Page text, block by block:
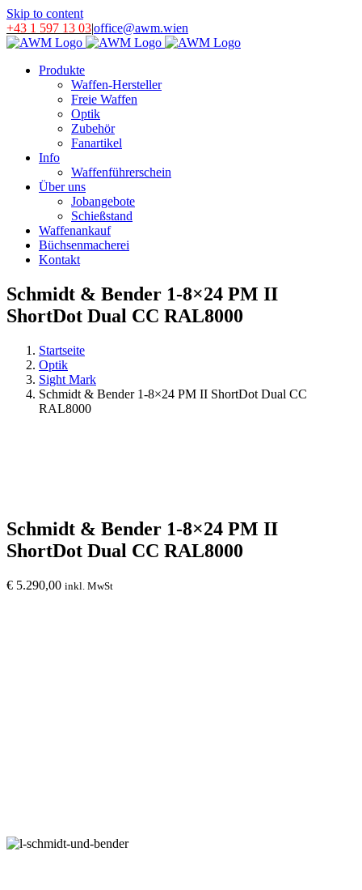
Skip to content
+43 1 597 13 03|office@awm.wien
Produkte
Waffen-Hersteller
Freie Waffen
Optik
Zubehör
Fanartikel
Info
Waffenführerschein
Über uns
Jobangebote
Schießstand
Waffenankauf
Büchsenmacherei
Kontakt
Schmidt & Bender 1-8×24 PM II
ShortDot Dual CC RAL8000
Startseite
Optik
Sight Mark
Schmidt & Bender 1-8×24 PM II ShortDot Dual CC
RAL8000
Schmidt & Bender 1-8×24 PM II
ShortDot Dual CC RAL8000
€ 5.290,00 inkl. MwSt